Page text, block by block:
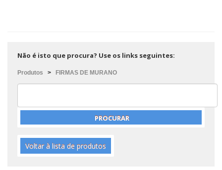
Não é isto que procura? Use os links seguintes:
Produtos > FIRMAS DE MURANO
Voltar à lista de produtos